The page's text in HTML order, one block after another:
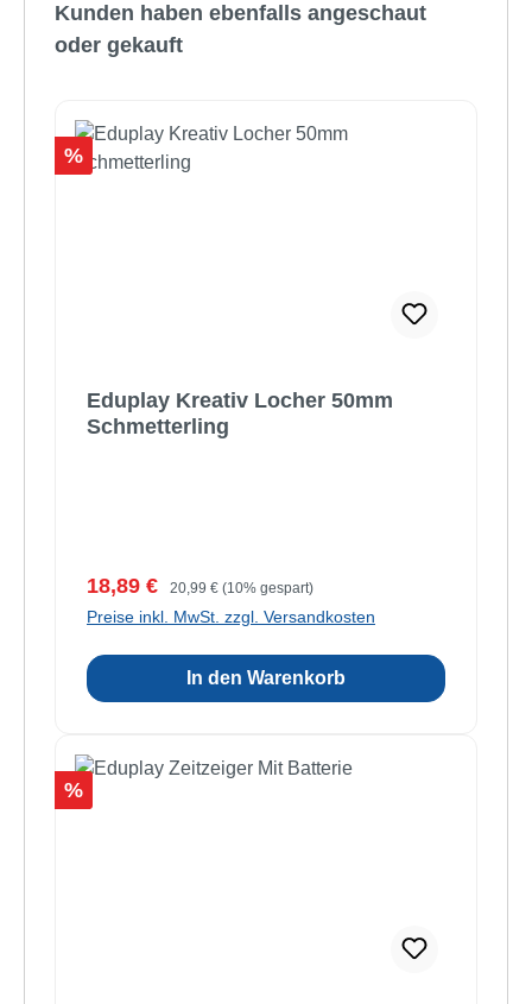
Kunden haben ebenfalls angeschaut
oder gekauft
Rabatt
%
Eduplay Kreativ Locher 50mm
Schmetterling
Verkaufspreis:
18,89 € Regulärer Preis:
20,99 € (10% gespart)
Preise inkl. MwSt. zzgl. Versandkosten
In den Warenkorb
Rabatt
%